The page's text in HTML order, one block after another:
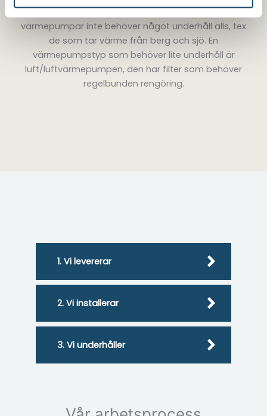
Som husägare är det bra att veta att vissa
värmepumpar inte behöver något underhåll alls, tex
de som tar värme från berg och sjö. En
värmepumpstyp som behöver lite underhåll är
luft/luftvärmepumpen, den har filter som behöver
regelbunden rengöring.
1. Vi levererar
2. Vi installerar
3. Vi underhåller